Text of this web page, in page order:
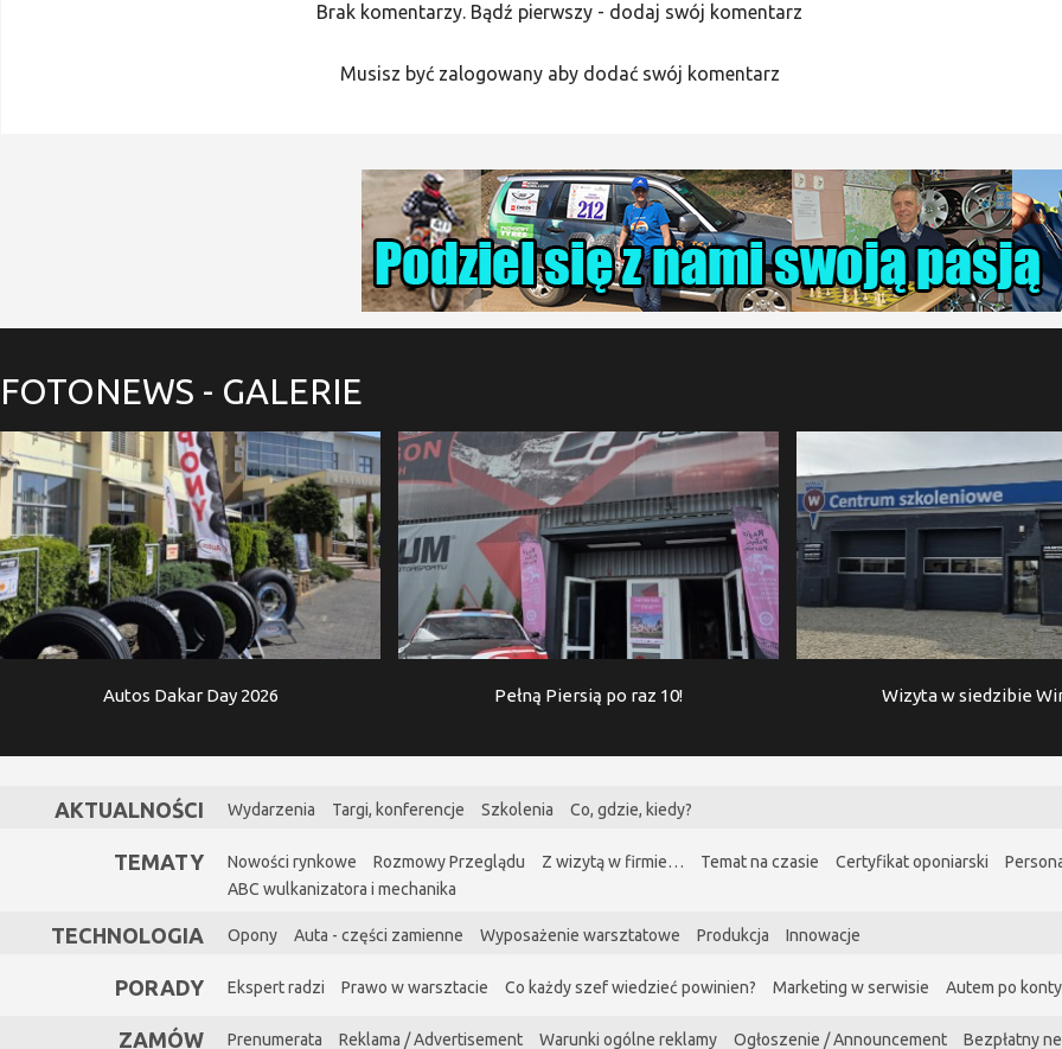
Brak komentarzy. Bądź pierwszy - dodaj swój komentarz
Musisz być zalogowany aby dodać swój komentarz
FOTONEWS - GALERIE
Autos Dakar Day 2026 Pełną Piersią po raz 10! Wizyta w siedzibie
AKTUALNOŚCI Wydarzenia Targi, konferencje Szkolenia Co, gdzie, kiedy?
TEMATY Nowości rynkowe Rozmowy Przeglądu Z wizytą w firmie… Temat na czasie Certyfikat oponiarski
ABC wulkanizatora i mechanika
TECHNOLOGIA Opony Auta - części zamienne Wyposażenie warsztatowe Produkcja Innowacje
PORADY Ekspert radzi Prawo w warsztacie Co każdy szef wiedzieć powinien? Marketing w serwisie Autem po
ZAMÓW Prenumerata Reklama / Advertisement Warunki ogólne reklamy Ogłoszenie / Announcement Bezpłatny